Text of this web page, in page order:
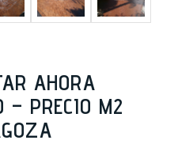
AHORA
– PRECIO M2